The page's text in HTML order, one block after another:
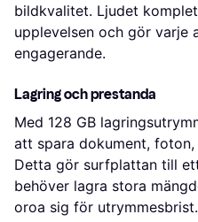
bildkvalitet. Ljudet
upplevelsen och gör varje
engagerande.
Lagring och prestanda
Med 128 GB
att spara dokument,
Detta gör surfplattan till
behöver lagra stora
oroa sig för